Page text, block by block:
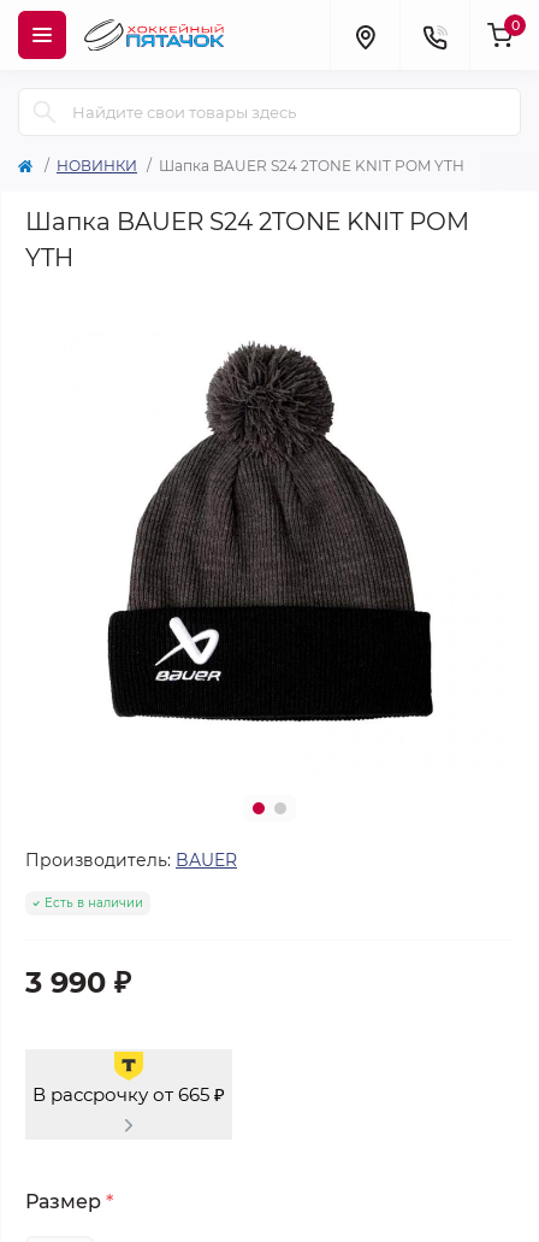
0
НОВИНКИ Шапка BAUER S24 2TONE KNIT POM YTH
Шапка BAUER S24 2TONE KNIT POM
YTH
Производитель: BAUER
Есть в наличии
3 990 ₽
В рассрочку от 665 ₽
Размер *